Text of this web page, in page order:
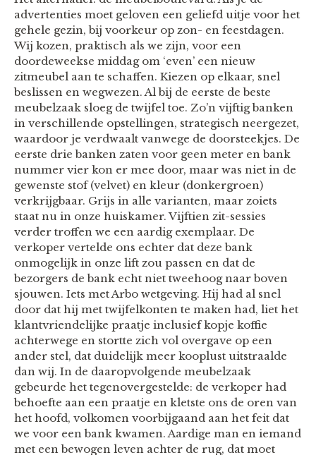
advertenties moet geloven een geliefd uitje voor het
gehele gezin, bij voorkeur op zon- en feestdagen.
Wij kozen, praktisch als we zijn, voor een
doordeweekse middag om ‘even’ een nieuw
zitmeubel aan te schaffen. Kiezen op elkaar, snel
beslissen en wegwezen. Al bij de eerste de beste
meubelzaak sloeg de twijfel toe. Zo’n vijftig banken
in verschillende opstellingen, strategisch neergezet,
waardoor je verdwaalt vanwege de doorsteekjes. De
eerste drie banken zaten voor geen meter en bank
nummer vier kon er mee door, maar was niet in de
gewenste stof (velvet) en kleur (donkergroen)
verkrijgbaar. Grijs in alle varianten, maar zoiets
staat nu in onze huiskamer. Vijftien zit-sessies
verder troffen we een aardig exemplaar. De
verkoper vertelde ons echter dat deze bank
onmogelijk in onze lift zou passen en dat de
bezorgers de bank echt niet tweehoog naar boven
sjouwen. Iets met Arbo wetgeving. Hij had al snel
door dat hij met twijfelkonten te maken had, liet het
klantvriendelijke praatje inclusief kopje koffie
achterwege en stortte zich vol overgave op een
ander stel, dat duidelijk meer kooplust uitstraalde
dan wij. In de daaropvolgende meubelzaak
gebeurde het tegenovergestelde: de verkoper had
behoefte aan een praatje en kletste ons de oren van
het hoofd, volkomen voorbijgaand aan het feit dat
we voor een bank kwamen. Aardige man en iemand
met een bewogen leven achter de rug, dat moet